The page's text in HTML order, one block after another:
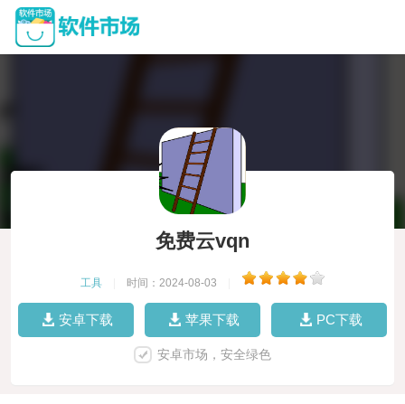
免费云vqn
工具 时间：2024-08-03
安卓下载 苹果下载 PC下载
安卓市场，安全绿色